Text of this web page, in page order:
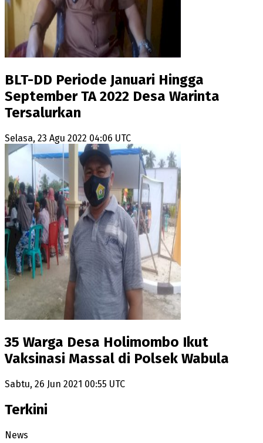
BLT-DD Periode Januari Hingga
September TA 2022 Desa Warinta
Tersalurkan
Selasa, 23 Agu 2022 04:06 UTC
35 Warga Desa Holimombo Ikut
Vaksinasi Massal di Polsek Wabula
Sabtu, 26 Jun 2021 00:55 UTC
Terkini
News